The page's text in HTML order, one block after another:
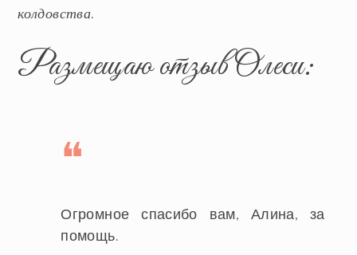
колдовства.
Размещаю отзыв Олеси:
Огромное спасибо вам, Алина, за
помощь.